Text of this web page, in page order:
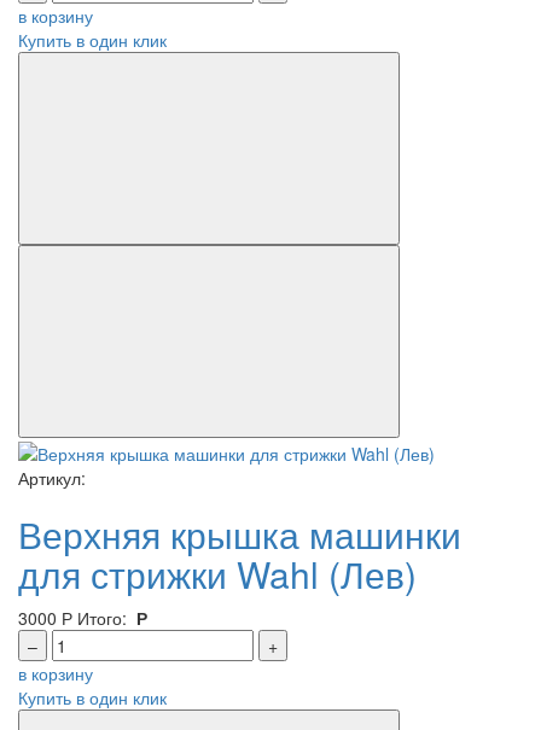
в корзину
Купить в один клик
Артикул:
Верхняя крышка машинки
для стрижки Wahl (Лев)
3000 Р Итого: Р
–
+
в корзину
Купить в один клик